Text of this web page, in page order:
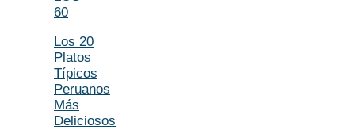
60
Los 20
Platos
Típicos
Peruanos
Más
Deliciosos